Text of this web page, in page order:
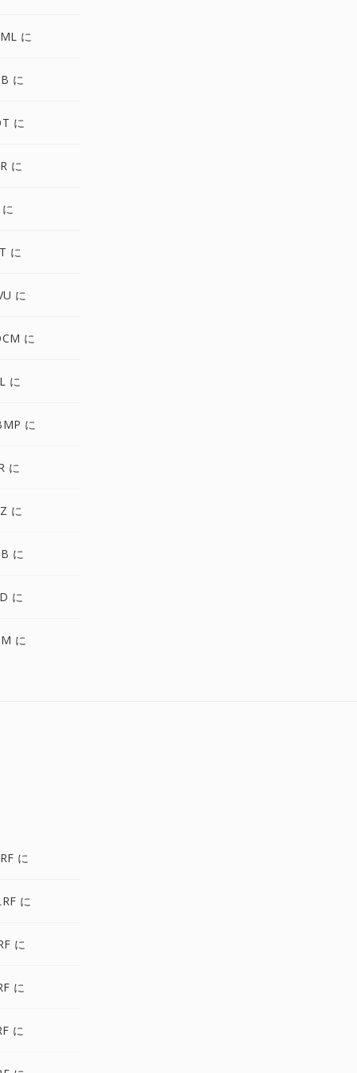
に
に
に
に
に
に
に
に
に
に
に
に
に
に
に
に
に
に
に